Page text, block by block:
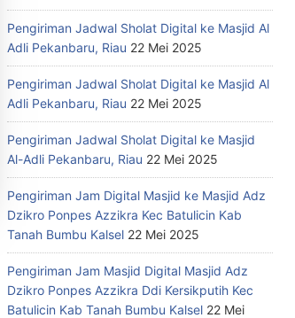
Pengiriman Jadwal Sholat Digital ke Masjid Al
Adli Pekanbaru, Riau 22 Mei 2025
Pengiriman Jadwal Sholat Digital ke Masjid Al
Adli Pekanbaru, Riau 22 Mei 2025
Pengiriman Jadwal Sholat Digital ke Masjid
Al-Adli Pekanbaru, Riau 22 Mei 2025
Pengiriman Jam Digital Masjid ke Masjid Adz
Dzikro Ponpes Azzikra Kec Batulicin Kab
Tanah Bumbu Kalsel 22 Mei 2025
Pengiriman Jam Masjid Digital Masjid Adz
Dzikro Ponpes Azzikra Ddi Kersikputih Kec
Batulicin Kab Tanah Bumbu Kalsel 22 Mei